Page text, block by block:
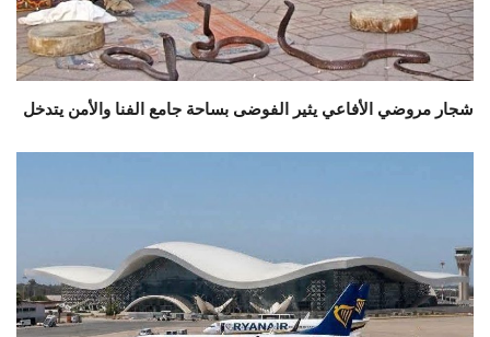
شجار مروضي الأفاعي يثير الفوضى بساحة جامع الفنا والأمن يتدخل